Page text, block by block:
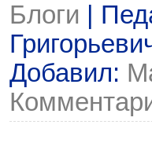
Блоги |
Добавил: